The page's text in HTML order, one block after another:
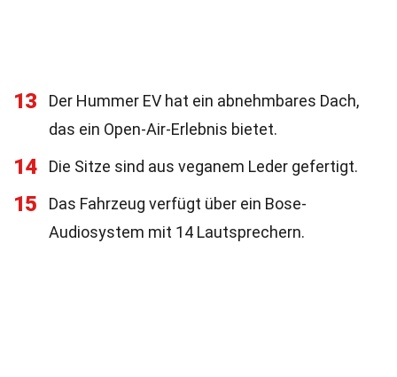
13
Der Hummer EV hat ein abnehmbares Dach,
das ein Open-Air-Erlebnis bietet.
14 Die Sitze sind aus veganem Leder gefertigt.
15
Das Fahrzeug verfügt über ein Bose-
Audiosystem mit 14 Lautsprechern.